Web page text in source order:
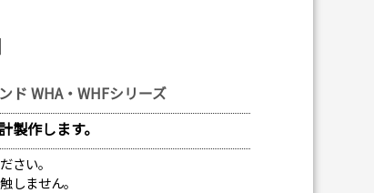
ド WHA・WHFシリーズ
製作します。
さい。
しません。